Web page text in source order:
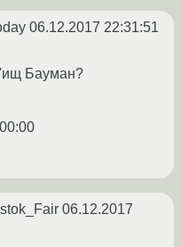
06.12.2017 22:31:51
Бауман?
06.12.2017